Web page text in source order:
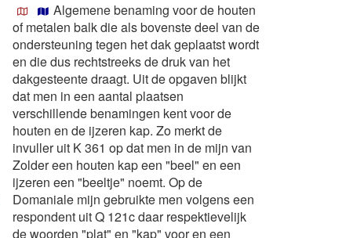
Algemene benaming voor de houten
of metalen balk die als bovenste deel van de
ondersteuning tegen het dak geplaatst wordt
en die dus rechtstreeks de druk van het
dakgesteente draagt. Uit de opgaven blijkt
dat men in een aantal plaatsen
verschillende benamingen kent voor de
houten en de ijzeren kap. Zo merkt de
invuller uit K 361 op dat men in de mijn van
Zolder een houten kap een "beel" en een
ijzeren een "beeltje" noemt. Op de
Domaniale mijn gebruikte men volgens een
respondent uit Q 121c daar respektievelijk
de woorden "plat" en "kap" voor en een